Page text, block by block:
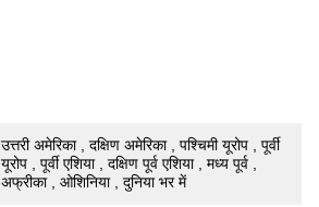
उत्तरी अमेरिका , दक्षिण अमेरिका , पश्चिमी यूरोप , पूर्वी
यूरोप , पूर्वी एशिया , दक्षिण पूर्व एशिया , मध्य पूर्व ,
अफ्रीका , ओशिनिया , दुनिया भर में